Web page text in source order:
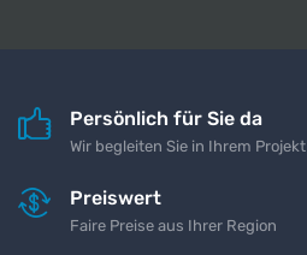
Persönlich für Sie da
Wir begleiten Sie in Ihrem Projekt
Preiswert
Faire Preise aus Ihrer Region